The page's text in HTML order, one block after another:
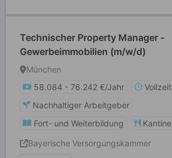
Technischer Property Manager -
Gewerbeimmobilien (m/w/d)
München
58.084 - 76.242 €/Jahr
Vollzeit
Nachhaltiger Arbeitgeber
Fort- und Weiterbildung
Kantine
Bayerische Versorgungskammer